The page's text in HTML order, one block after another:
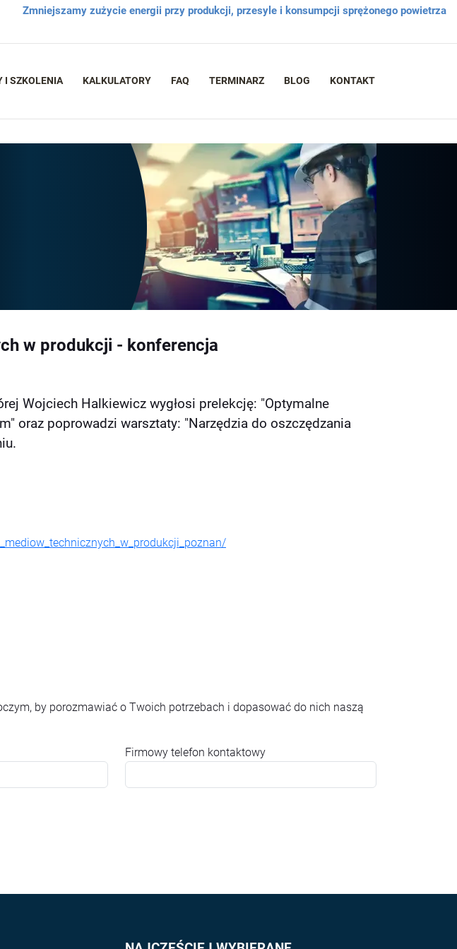
Zmniejszamy zużycie energii przy produkcji, przesyle i konsumpcji sprężonego powietrza
I SZKOLENIA KALKULATORY FAQ TERMINARZ BLOG KONTAKT
w produkcji - konferencja
Wojciech Halkiewicz wygłosi prelekcję: "Optymalne
oraz poprowadzi warsztaty: "Narzędzia do oszczędzania
by porozmawiać o Twoich potrzebach i dopasować do nich naszą
Firmowy telefon kontaktowy